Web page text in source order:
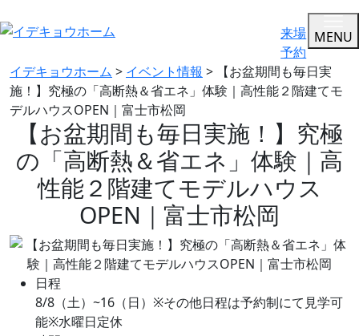
来場
予約
MENU
イデキョウホーム > イベント情報 >
【お盆期間も毎日実
施！】究極の「高断熱＆省エネ」体験｜高性能２階建てモ
デルハウスOPEN｜富士市松岡
【お盆期間も毎日実施！】究極
の「高断熱＆省エネ」体験｜高
性能２階建てモデルハウス
OPEN｜富士市松岡
日程
8/8（土）~16（日）※その他日程は予約制にて見学可
能※水曜日定休